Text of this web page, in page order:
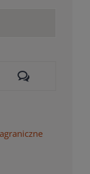
Comments